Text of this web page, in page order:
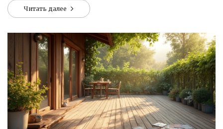
Читать далее